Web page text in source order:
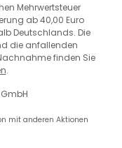
mit anderen Aktionen
Mehrwertsteuer
ab 40,00 Euro
Deutschlands. Die
die anfallenden
finden Sie
.